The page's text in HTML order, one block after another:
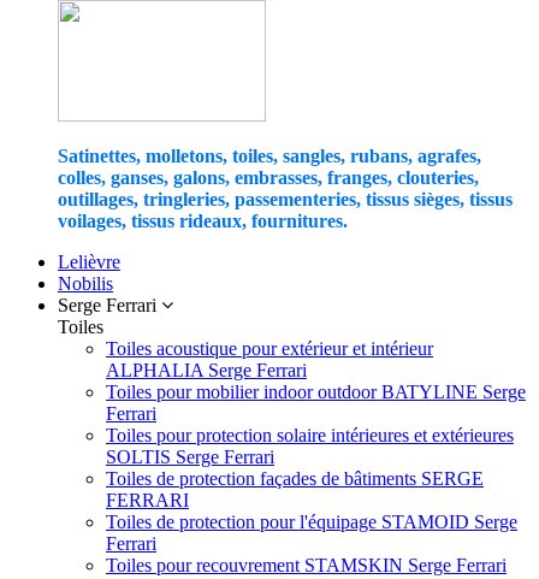
Satinettes, molletons, toiles, sangles, rubans, agrafes,
colles, ganses, galons, embrasses, franges, clouteries,
outillages, tringleries, passementeries, tissus sièges, tissus
voilages, tissus rideaux, fournitures.
Lelièvre
Nobilis
Serge Ferrari
Toiles
Toiles acoustique pour extérieur et intérieur
ALPHALIA Serge Ferrari
Toiles pour mobilier indoor outdoor BATYLINE Serge
Ferrari
Toiles pour protection solaire intérieures et extérieures
SOLTIS Serge Ferrari
Toiles de protection façades de bâtiments SERGE
FERRARI
Toiles de protection pour l'équipage STAMOID Serge
Ferrari
Toiles pour recouvrement STAMSKIN Serge Ferrari